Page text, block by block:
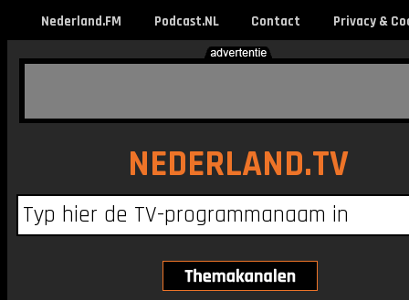
Nederland.FM Podcast.NL Contact Privacy &
NEDERLAND.TV